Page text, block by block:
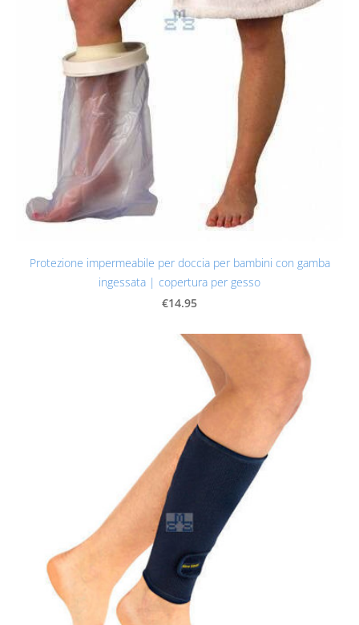
Protezione impermeabile per doccia per bambini con gamba
ingessata | copertura per gesso
€14.95